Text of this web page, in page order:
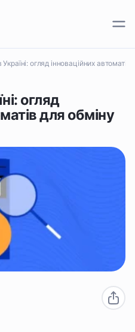
огляд інноваційних
огляд
для обміну